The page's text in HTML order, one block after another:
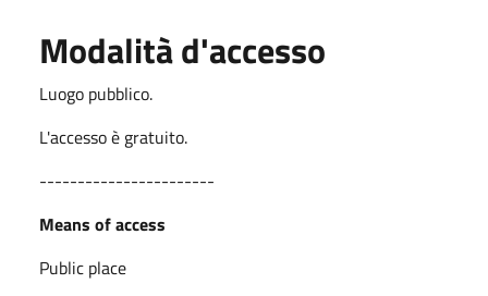
Modalità d'accesso
Luogo pubblico.
L'accesso è gratuito.
-----------------------
Means of access
Public place